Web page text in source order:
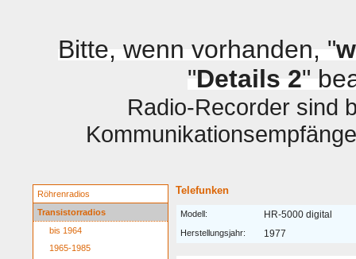
Bitte, wenn vorhanden, "
"Details 2"
Radio-Recorder sind
Röhrenradios
Transistorradios
bis 1964
1965-1985
Telefunken
Modell: HR-5000 digital
Herstellungsjahr: 1977